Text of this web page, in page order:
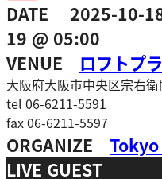
DATE 2025-10-
19 @ 05:00
VENUE ロフトプ
大阪府大阪市中央区宗右
tel 06-6211-5591
fax 06-6211-5597
ORGANIZE
LIVE GUEST